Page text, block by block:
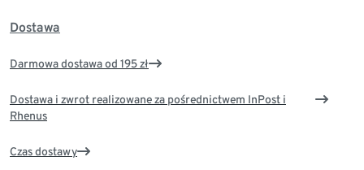
Dostawa
Darmowa dostawa od 195 zł
Dostawa i zwrot realizowane za pośrednictwem InPost i
Rhenus
Czas dostawy